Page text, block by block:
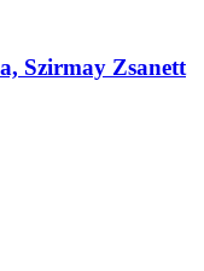
Szirmay Zsanett